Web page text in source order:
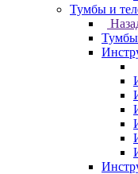
Тумбы и